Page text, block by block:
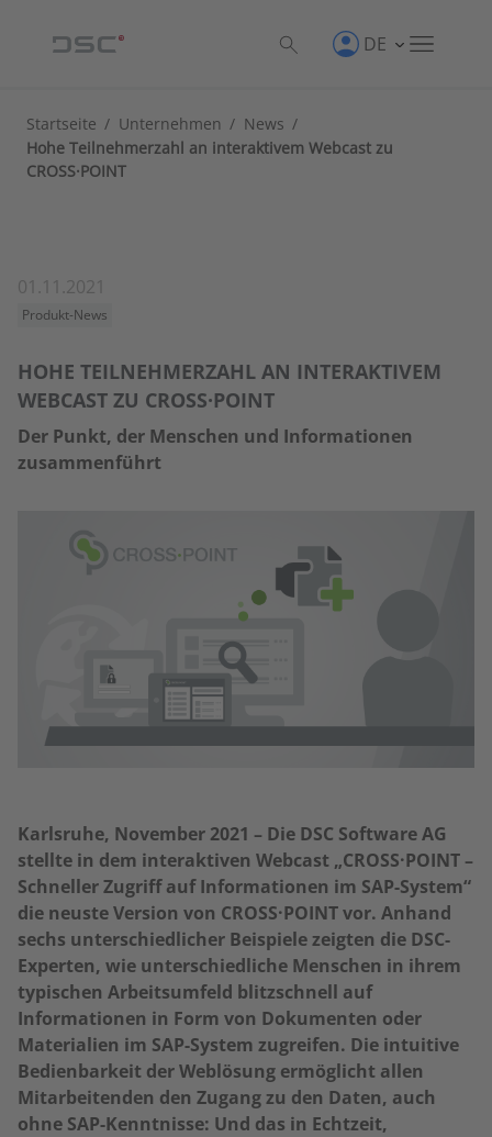
DE
Startseite / Unternehmen / News /
Hohe Teilnehmerzahl an interaktivem Webcast zu
CROSS·POINT
01.11.2021
Produkt-News
HOHE TEILNEHMERZAHL AN INTERAKTIVEM
WEBCAST ZU CROSS·POINT
Der Punkt, der Menschen und Informationen
zusammenführt
Karlsruhe, November 2021 – Die DSC Software AG
stellte in dem interaktiven Webcast „CROSS·POINT –
Schneller Zugriff auf Informationen im SAP-System“
die neuste Version von CROSS·POINT vor. Anhand
sechs unterschiedlicher Beispiele zeigten die DSC-
Experten, wie unterschiedliche Menschen in ihrem
typischen Arbeitsumfeld blitzschnell auf
Informationen in Form von Dokumenten oder
Materialien im SAP-System zugreifen. Die intuitive
Bedienbarkeit der Weblösung ermöglicht allen
Mitarbeitenden den Zugang zu den Daten, auch
ohne SAP-Kenntnisse: Und das in Echtzeit,